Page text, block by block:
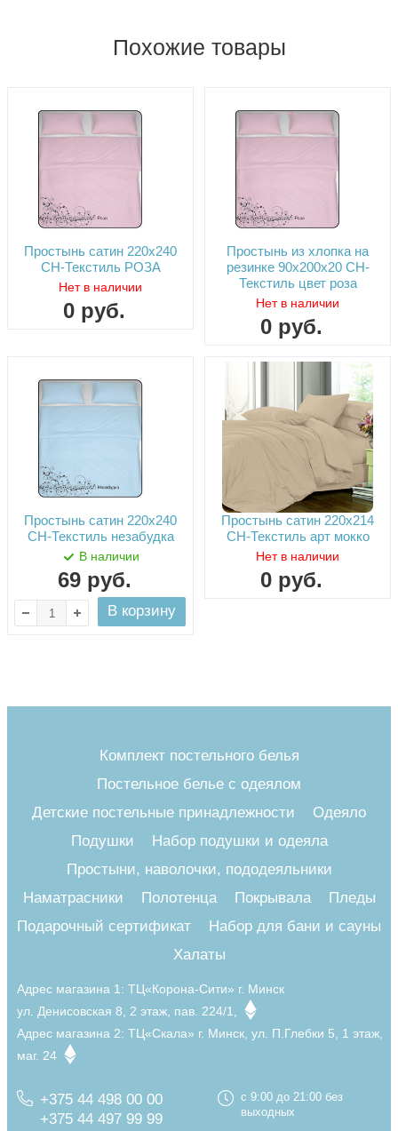
Похожие товары
Простынь сатин 220х240
СН-Текстиль РОЗА
Нет в наличии
0 руб.
Простынь из хлопка на
резинке 90х200х20 СН-
Текстиль цвет роза
Нет в наличии
0 руб.
Простынь сатин 220х240
СН-Текстиль незабудка
В наличии
69руб.
В корзину
Простынь сатин 220х214
СН-Текстиль арт мокко
Нет в наличии
0 руб.
Комплект постельного белья
Постельное белье с одеялом
Детские постельные принадлежности
Одеяло
Подушки
Набор подушки и одеяла
Простыни, наволочки, пододеяльники
Наматрасники
Полотенца Покрывала
Пледы
Подарочный сертификат
Набор для бани и сауны
Халаты
Адрес магазина 1: ТЦ«Корона-Сити» г. Минск
ул. Денисовская 8, 2 этаж, пав. 224/1,
Адрес магазина 2: ТЦ«Скала» г. Минск, ул. П.Глебки 5, 1 этаж,
маг. 24
+375 44 498 00 00
+375 44 497 99 99
с 9:00 до 21:00 без
выходных